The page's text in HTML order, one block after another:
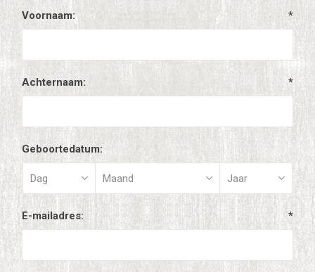
Voornaam: *
Achternaam: *
Geboortedatum:
E-mailadres: *